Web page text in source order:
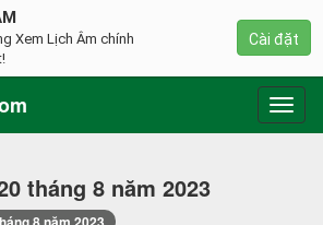
tháng 8 năm 2023
Xem Lịch Âm chính
Cài đặt